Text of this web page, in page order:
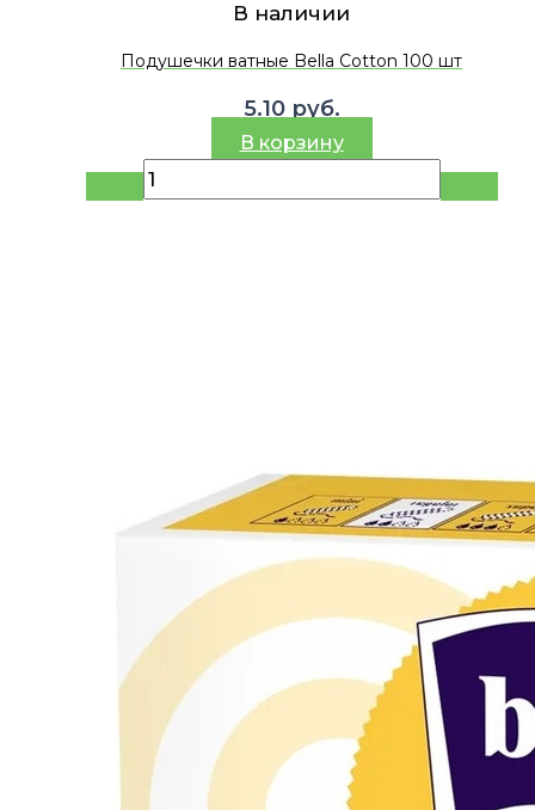
В наличии
Подушечки ватные Bella Cotton 100 шт
5.10 руб.
В корзину